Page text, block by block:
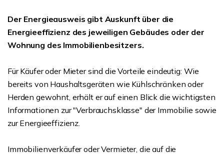
Der Energieausweis gibt Auskunft über die
Energieeffizienz des jeweiligen Gebäudes oder der
Wohnung des Immobilienbesitzers.
Für Käufer oder Mieter sind die Vorteile eindeutig: Wie
bereits von Haushaltsgeräten wie Kühlschränken oder
Herden gewohnt, erhält er auf einen Blick die wichtigsten
Informationen zur "Verbrauchsklasse" der Immobilie sowie
zur Energieeffizienz.
Immobilienverkäufer oder Vermieter, die auf die